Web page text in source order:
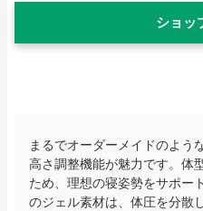
ショッ
まるでオーダーメイドのよう
高さ調整機能が魅力です。体
ため、理想の寝姿勢をサポー
のジェル素材は、体圧を分散